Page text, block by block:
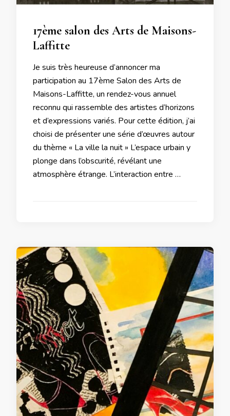
17ème salon des Arts de Maisons-
Laffitte
Je suis très heureuse d’annoncer ma
participation au 17ème Salon des Arts de
Maisons-Laffitte, un rendez-vous annuel
reconnu qui rassemble des artistes d’horizons
et d’expressions variés. Pour cette édition, j’ai
choisi de présenter une série d’œuvres autour
du thème « La ville la nuit » L’espace urbain y
plonge dans l’obscurité, révélant une
atmosphère étrange. L’interaction entre …